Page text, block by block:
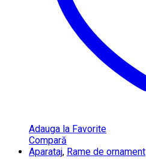
Adauga la Favorite
Compară
Aparataj, Rame de ornament